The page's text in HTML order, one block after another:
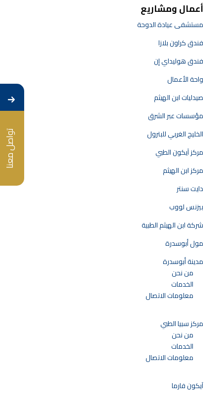
تواصل معنا
أعمال ومشاريع
مستشفى عيادة الدوحة
فندق كراون بلازا
فندق هوليداي إن
واحة الأعمال
صيدليات ابن الهيثم
مؤسسات عبر الشرق
الخليج الغربي للبترول
مركز آيكون الطبي
مركز ابن الهيثم
دايت سنتر
بيزنس لووب
شركة ابن الهيثم الطبية
مول أبوسدرة
مدينة أبوسدرة
من نحن
الخدمات
معلومات الاتصال
مركز سبيا الطبي
من نحن
الخدمات
معلومات الاتصال
آيكون فارما